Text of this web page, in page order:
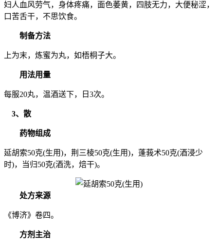
妇人血风劳气，身体疼痛，面色萎黄，四肢无力，大便秘涩，
口苦舌干，不思饮食。
制备方法
上为末，炼蜜为丸，如梧桐子大。
用法用量
每服20丸，温酒送下，日3次。
3、散
药物组成
延胡索50克(生用)，荆三棱50克(生用)，蓬莪术50克(酒浸少
时)，当归50克(酒洗，焙干)。
处方来源
《博济》卷四。
方剂主治